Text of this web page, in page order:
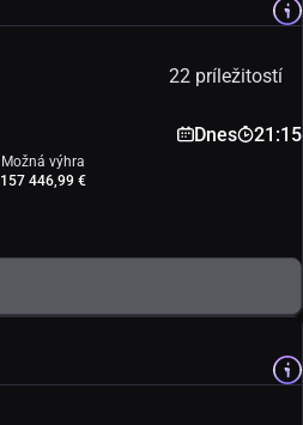
22 príležitostí
Dnes 21:15
Možná výhra
157 446,99 €